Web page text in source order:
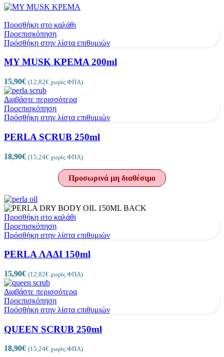
Προσθήκη στο καλάθι
Προεπισκόπηση
Πρόσθήκη στην λίστα επιθυμιών
MY MUSK ΚΡΕΜΑ 200ml
15,90€ (12,82€ χωρίς ΦΠΑ)
Διαβάστε περισσότερα
Προεπισκόπηση
Πρόσθήκη στην λίστα επιθυμιών
PERLA SCRUB 250ml
18,90€ (15,24€ χωρίς ΦΠΑ)
Προσωρινά μη διαθέσιμο
Προσθήκη στο καλάθι
Προεπισκόπηση
Πρόσθήκη στην λίστα επιθυμιών
PERLA ΛΑΔΙ 150ml
15,90€ (12,82€ χωρίς ΦΠΑ)
Διαβάστε περισσότερα
Προεπισκόπηση
Πρόσθήκη στην λίστα επιθυμιών
QUEEN SCRUB 250ml
18,90€ (15,24€ χωρίς ΦΠΑ)